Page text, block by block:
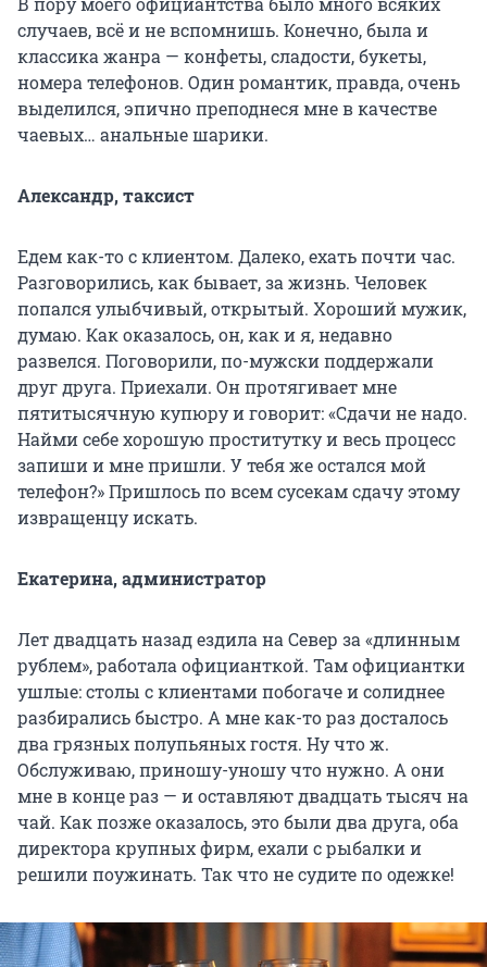
случаев, всё и не вспомнишь. Конечно, была и
классика жанра — конфеты, сладости, букеты,
номера телефонов. Один романтик, правда, очень
выделился, эпично преподнеся мне в качестве
чаевых… анальные шарики.
Александр, таксист
Едем как-то с клиентом. Далеко, ехать почти час.
Разговорились, как бывает, за жизнь. Человек
попался улыбчивый, открытый. Хороший мужик,
думаю. Как оказалось, он, как и я, недавно
развелся. Поговорили, по-мужски поддержали
друг друга. Приехали. Он протягивает мне
пятитысячную купюру и говорит: «Сдачи не надо.
Найми себе хорошую проститутку и весь процесс
запиши и мне пришли. У тебя же остался мой
телефон?» Пришлось по всем сусекам сдачу этому
извращенцу искать.
Екатерина, администратор
Лет двадцать назад ездила на Север за «длинным
рублем», работала официанткой. Там официантки
ушлые: столы с клиентами побогаче и солиднее
разбирались быстро. А мне как-то раз досталось
два грязных полупьяных гостя. Ну что ж.
Обслуживаю, приношу-уношу что нужно. А они
мне в конце раз — и оставляют двадцать тысяч на
чай. Как позже оказалось, это были два друга, оба
директора крупных фирм, ехали с рыбалки и
решили поужинать. Так что не судите по одежке!